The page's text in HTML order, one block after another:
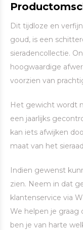
Dit tijdloze en
goud, is een
sieradencollectie.
hoogwaardige
voorzien van
Het gewicht wordt
een jaarlijks
kan iets afwijken
maat van het
Indien gewenst
zien. Neem in dat
klantenservice via
We helpen je graag
ben je van harte